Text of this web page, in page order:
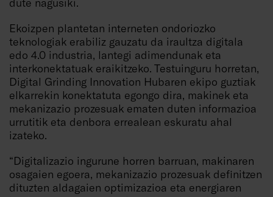
Ekoizpen plantetan interneten ondoriozko
teknologiak erabiliz gauzatu da iraultza digitala
edo 4.0 industria, lantegi adimendunak eta
interkonektatuak eraikitzeko. Testuinguru horretan,
Digital Grinding Innovation Hubaren ekipo guztiak
elkarrekin konektatuta egongo dira, makinek eta
mekanizazio prozesuak ematen duten informazioa
urrutitik eta denbora errealean eskuratu ahal
izateko.
“Digitalizazio ingurune horren barruan, makinaren
osagaien egoera, mekanizazio prozesuak definitzen
dituzten aldagaien optimizazioa eta energiaren